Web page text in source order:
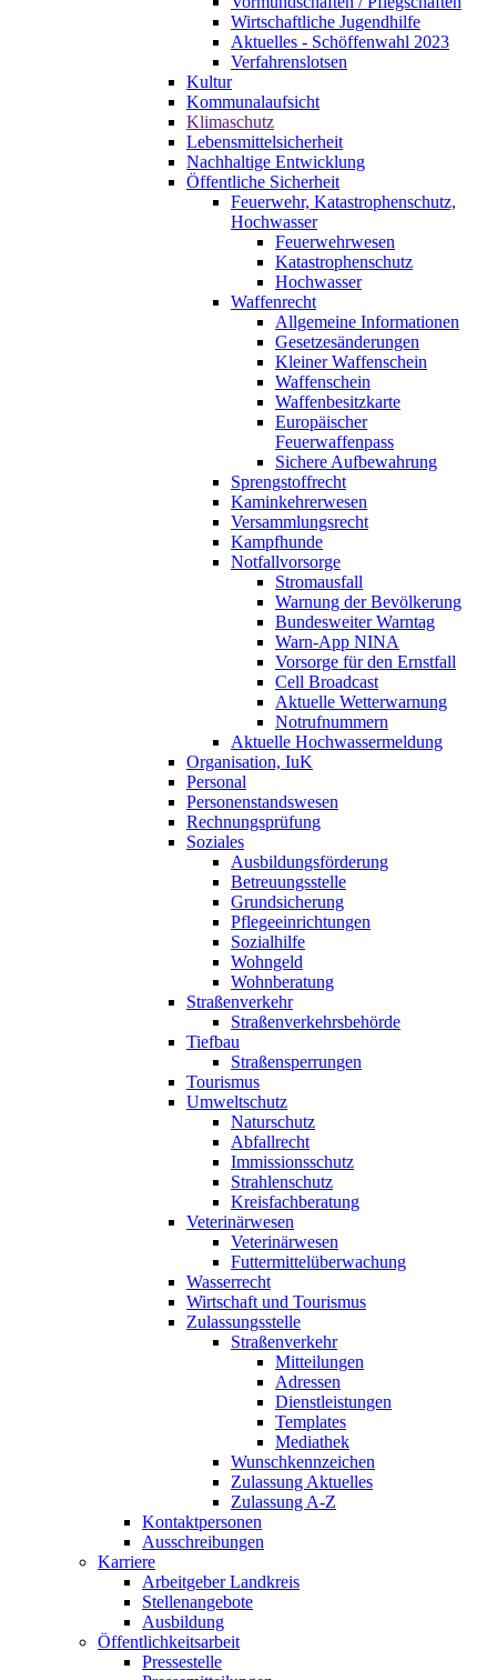
Wirtschaftliche Jugendhilfe
Aktuelles - Schöffenwahl 2023
Verfahrenslotsen
Kultur
Kommunalaufsicht
Klimaschutz
Lebensmittelsicherheit
Nachhaltige Entwicklung
Öffentliche Sicherheit
Feuerwehr, Katastrophenschutz,
Hochwasser
Feuerwehrwesen
Katastrophenschutz
Hochwasser
Waffenrecht
Allgemeine Informationen
Gesetzesänderungen
Kleiner Waffenschein
Waffenschein
Waffenbesitzkarte
Europäischer
Feuerwaffenpass
Sichere Aufbewahrung
Sprengstoffrecht
Kaminkehrerwesen
Versammlungsrecht
Kampfhunde
Notfallvorsorge
Stromausfall
Warnung der Bevölkerung
Bundesweiter Warntag
Warn-App NINA
Vorsorge für den Ernstfall
Cell Broadcast
Aktuelle Wetterwarnung
Notrufnummern
Aktuelle Hochwassermeldung
Organisation, IuK
Personal
Personenstandswesen
Rechnungsprüfung
Soziales
Ausbildungsförderung
Betreuungsstelle
Grundsicherung
Pflegeeinrichtungen
Sozialhilfe
Wohngeld
Wohnberatung
Straßenverkehr
Straßenverkehrsbehörde
Tiefbau
Straßensperrungen
Tourismus
Umweltschutz
Naturschutz
Abfallrecht
Immissionsschutz
Strahlenschutz
Kreisfachberatung
Veterinärwesen
Veterinärwesen
Futtermittelüberwachung
Wasserrecht
Wirtschaft und Tourismus
Zulassungsstelle
Straßenverkehr
Mitteilungen
Adressen
Dienstleistungen
Templates
Mediathek
Wunschkennzeichen
Zulassung Aktuelles
Zulassung A-Z
Kontaktpersonen
Ausschreibungen
Karriere
Arbeitgeber Landkreis
Stellenangebote
Ausbildung
Öffentlichkeitsarbeit
Pressestelle